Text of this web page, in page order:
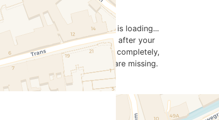
Travelers' Map is loading...
If you see this after your
page is loaded completely,
leafletJS files are missing.